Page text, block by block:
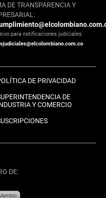
DE TRANSPARENCIA Y
para notificaciones judiciales:
DE PRIVACIDAD
DE
Y COMERCIO
DE: